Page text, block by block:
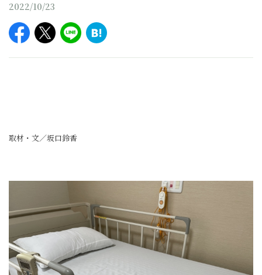
2022/10/23
取材・文／坂口鈴香